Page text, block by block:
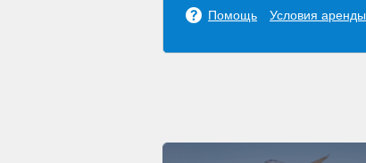
Помощь Условия аренды